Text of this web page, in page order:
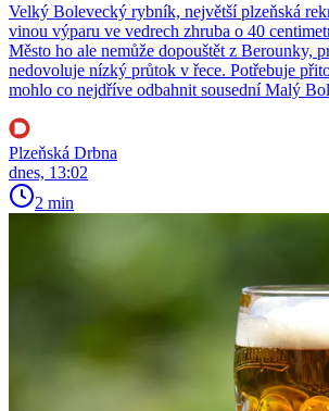
Velký Bolevecký rybník, největší plzeňská
vinou výparu ve vedrech zhruba o 40
Město ho ale nemůže dopouštět z Berounky,
nedovoluje nízký průtok v řece. Potřebuje
mohlo co nejdříve odbahnit sousední Malý
Plzeňská Drbna
dnes, 13:02
2 min